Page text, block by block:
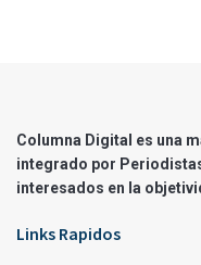
Columna Digital es una
integrado por
interesados en la
Links Rapidos